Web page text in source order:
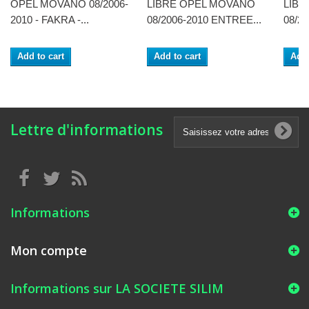
OPEL MOVANO 08/2006-
2010 - FAKRA -...
Add to cart
LIBRE OPEL MOVANO
08/2006-2010 ENTREE...
Add to cart
08/
Lettre d'informations
Informations
Mon compte
Informations sur LA SOCIETE SILIM